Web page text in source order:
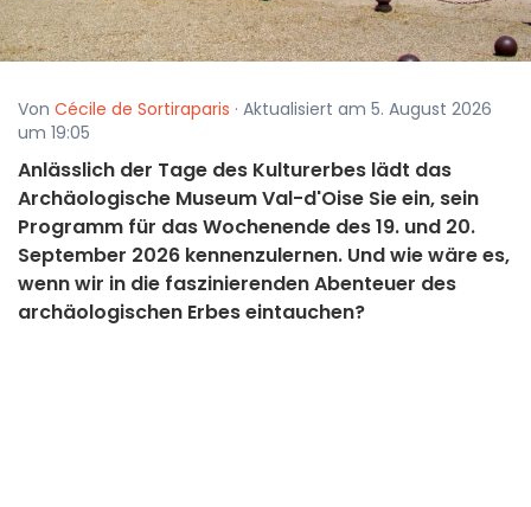
Von Cécile de Sortiraparis · Aktualisiert am 5. August 2026
um 19:05
Anlässlich der Tage des Kulturerbes lädt das
Archäologische Museum Val-d'Oise Sie ein, sein
Programm für das Wochenende des 19. und 20.
September 2026 kennenzulernen. Und wie wäre es,
wenn wir in die faszinierenden Abenteuer des
archäologischen Erbes eintauchen?